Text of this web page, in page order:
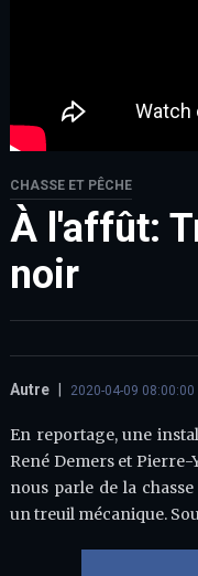
CHASSE ET PÊCHE
À l'affût:
noir
Autre 2020-04-09 08:00:00
En reportage, une
René Demers et Pierre-
nous parle de la
un treuil mécanique.